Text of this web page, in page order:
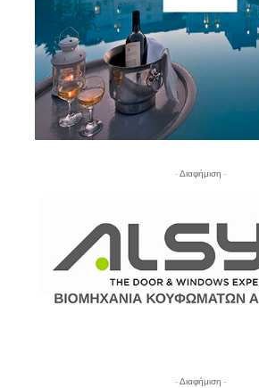
- Διαφήμιση -
- Διαφήμιση -